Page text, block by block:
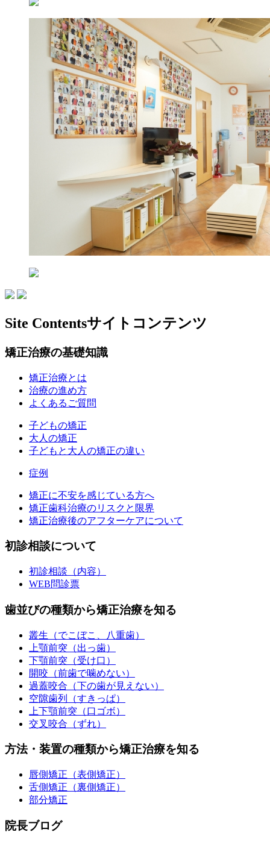
Site Contentsサイトコンテンツ
矯正治療の基礎知識
矯正治療とは
治療の進め方
よくあるご質問
子どもの矯正
大人の矯正
子どもと大人の矯正の違い
症例
矯正に不安を感じている方へ
矯正歯科治療のリスクと限界
矯正治療後のアフターケアについて
初診相談について
初診相談（内容）
WEB問診票
歯並びの種類から矯正治療を知る
叢生（でこぼこ、八重歯）
上顎前突（出っ歯）
下顎前突（受け口）
開咬（前歯で噛めない）
過蓋咬合（下の歯が見えない）
空隙歯列（すきっぱ）
上下顎前突（口ゴボ）
交叉咬合（ずれ）
方法・装置の種類から矯正治療を知る
唇側矯正（表側矯正）
舌側矯正（裏側矯正）
部分矯正
院長ブログ